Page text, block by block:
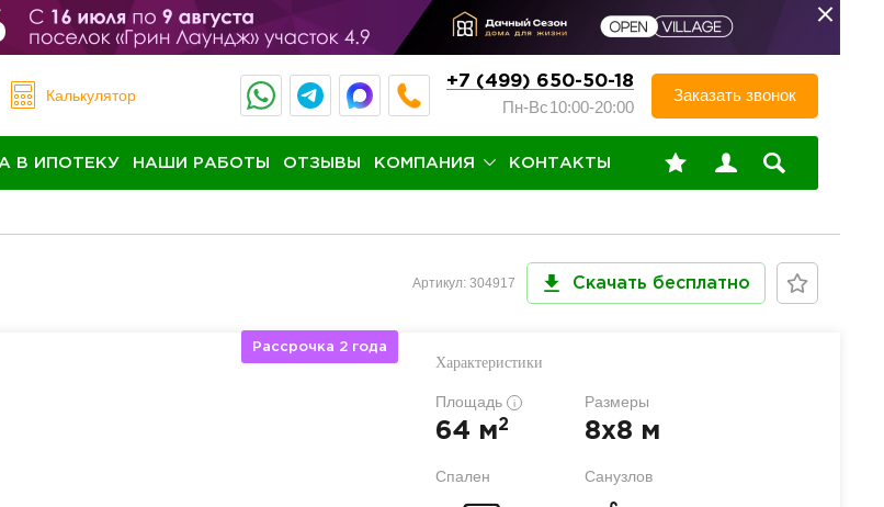
Калькулятор
+7 (499) 650-50-18
Пн-Вс10:00-20:00
Заказать звонок
В ИПОТЕКУ НАШИ РАБОТЫ ОТЗЫВЫ КОМПАНИЯ КОНТАКТЫ
Артикул: 304917 Скачать бесплатно
Рассрочка 2 года
Характеристики
Площадь i
64 м2
Размеры
8x8 м
Спален Санузлов